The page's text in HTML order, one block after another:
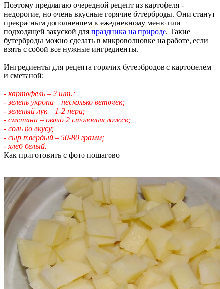
Поэтому предлагаю очередной рецепт из картофеля -
недорогие, но очень вкусные горячие бутерброды. Они станут
прекрасным дополнением к ежедневному меню или
подходящей закуской для праздника на природе. Такие
бутерброды можно сделать в микроволновке на работе, если
взять с собой все нужные ингредиенты.
Ингредиенты для рецепта горячих бутербродов с картофелем
и сметаной:
- картофель – 2 шт.;
- зелень укропа – несколько веточек;
- зеленый лук – 1-2 пера;
- сметана – около 2 столовых ложек;
- соль по вкусу;
- сыр твердый – 50-80 грамм;
- хлеб белый.
Как приготовить с фото пошагово